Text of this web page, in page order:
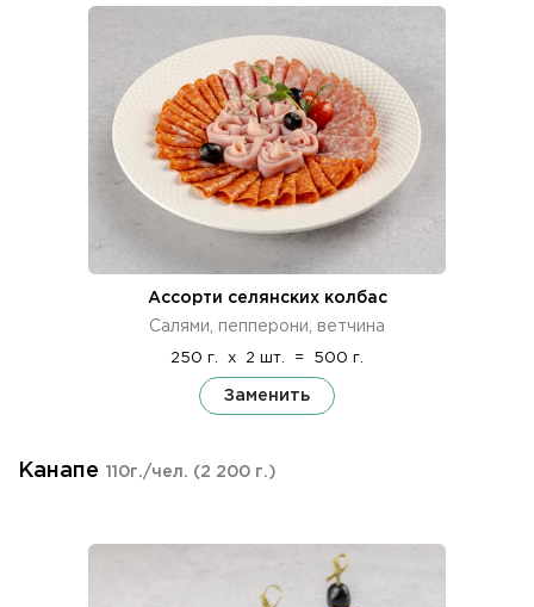
Ассорти селянских колбас
Салями, пепперони, ветчина
250 г. x 2 шт. = 500 г.
Заменить
Канапе 110г./чел. (2 200 г.)